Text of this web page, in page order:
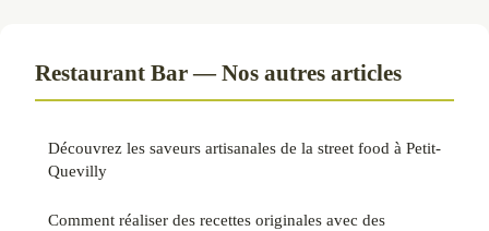
Restaurant Bar — Nos autres articles
Découvrez les saveurs artisanales de la street food à Petit-
Quevilly
Comment réaliser des recettes originales avec des